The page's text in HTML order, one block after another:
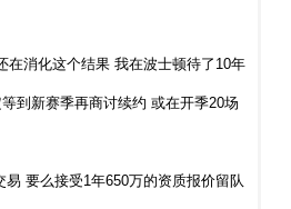
在消化这个结果 我在波士顿待了10年
到新赛季再商讨续约 或在开季20场
要么接受1年650万的资质报价留队